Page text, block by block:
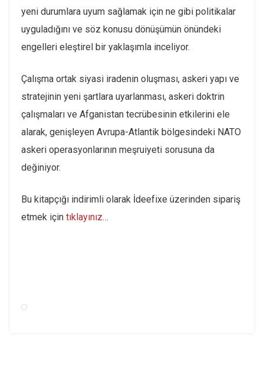
yeni durumlara uyum sağlamak için ne gibi politikalar
uyguladığını ve söz konusu dönüşümün önündeki
engelleri eleştirel bir yaklaşımla inceliyor.
Çalışma ortak siyasi iradenin oluşması, askeri yapı ve
stratejinin yeni şartlara uyarlanması, askeri doktrin
çalışmaları ve Afganistan tecrübesinin etkilerini ele
alarak, genişleyen Avrupa-Atlantik bölgesindeki NATO
askeri operasyonlarının meşruiyeti sorusuna da
değiniyor.
Bu kitapçığı indirimli olarak İdeefixe üzerinden sipariş
etmek için tıklayınız…